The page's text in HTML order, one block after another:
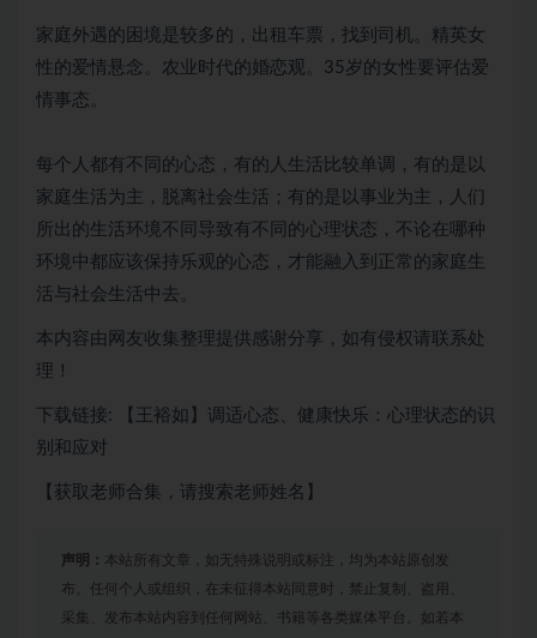
家庭外遇的困境是较多的，出租车票，找到司机。精英女
性的爱情悬念。农业时代的婚恋观。35岁的女性要评估爱
情事态。
每个人都有不同的心态，有的人生活比较单调，有的是以
家庭生活为主，脱离社会生活；有的是以事业为主，人们
所出的生活环境不同导致有不同的心理状态，不论在哪种
环境中都应该保持乐观的心态，才能融入到正常的家庭生
活与社会生活中去。
本内容由网友收集整理提供感谢分享，如有侵权请联系处
理！
下载链接: 【王裕如】调适心态、健康快乐：心理状态的识
别和应对
【获取老师合集，请搜索老师姓名】
声明： 本站所有文章，如无特殊说明或标注，均为本站原创发
布。任何个人或组织，在未征得本站同意时，禁止复制、盗用、
采集、发布本站内容到任何网站、书籍等各类媒体平台。如若本